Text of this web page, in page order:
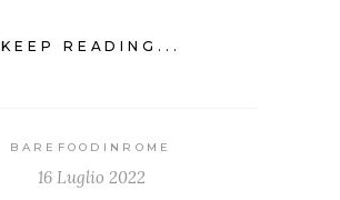
KEEP READING...
BAREFOODINROME
16 Luglio 2022